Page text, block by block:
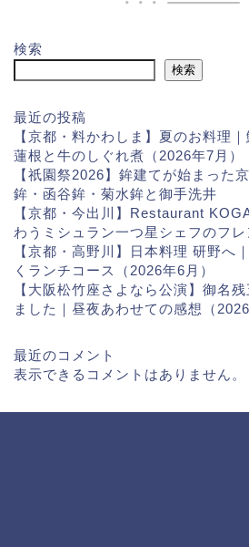
検索
検索
最近の投稿
【京都・料かわしま】夏のお料理
蓮根と牛のしぐれ煮（2026年7月）
【祇園祭2026】鉾建てが始まった
鉾・函谷鉾・菊水鉾と御手洗井
【京都・今出川】Restaurant
わうミシュラン一つ星シェフのフレ
【京都・高野川】日本料理 研野へ
くランチコース（2026年6月）
【大阪松竹座さよなら公演】御名
ました｜昼夜あわせての感想（2026
最近のコメント
表示できるコメントはありません。